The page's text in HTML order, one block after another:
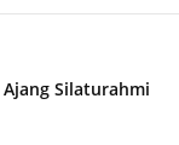
Ajang Silaturahmi